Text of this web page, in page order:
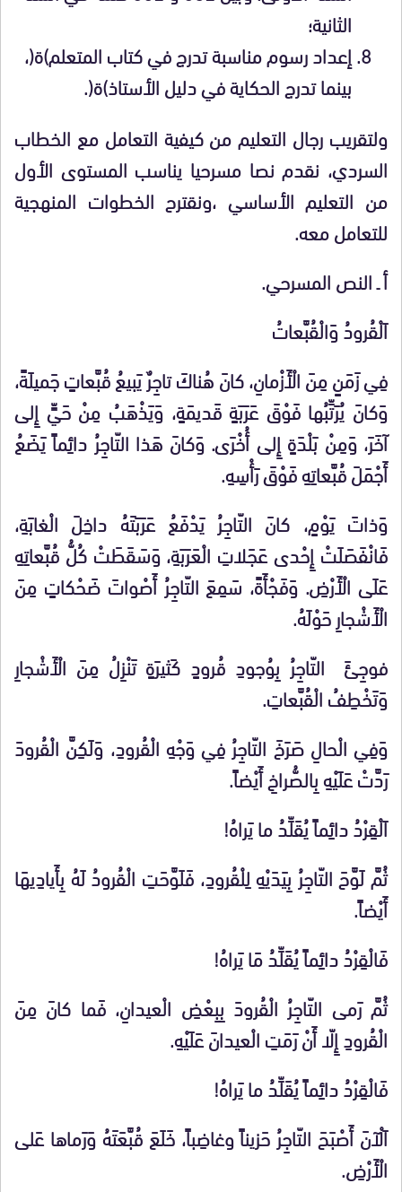
الثانية؛
إعداد رسوم مناسبة تدرج في كتاب المتعلم)ة(،
بينما تدرج الحكاية في دليل الأستاذ)ة(.
ولتقريب رجال التعليم من كيفية التعامل مع الخطاب
السردي، نقدم نصا مسرحيا يناسب المستوى الأول
من التعليم الأساسي ،ونقترح الخطوات المنهجية
للتعامل معه.
أ ـ النص المسرحي.
اَلْقُرودُ وَالْقُبَّعاتُ
فِي زَمَنٍ مِنَ الْأَزْمانِ، كانَ هُناكَ تاجِرٌ يَبيعُ قُبَّعاتٍ جَميلَةً،
وَكانَ يُرَتِّبُها فَوْقَ عَرَبَةٍ قَديمَةٍ، وَيَذْهَبُ مِنْ حَيٍّ إِلى
آخَرَ، وَمِنْ بَلْدَةٍ إِلى أُخْرَى. وَكانَ هَذا التّاجِرُ دائِماً يَضَعُ
أَجْمَلَ قُبَّعاتِهِ فَوْقَ رَأْسِهِ.
وَذاتَ يَوْمٍ، كانَ التّاجِرُ يَدْفَعُ عَرَبَتَهُ داخِلَ الْغابَةِ،
فَانْفَصَلَتْ إِحْدى عَجَلاتِ الْعَرَبَةِ، وَسَقَطَتْ كُلُّ قُبَّعاتِهِ
عَلَى الْأَرْضِ. وَفَجْأَةً، سَمِعَ التّاجِرُ أَصْواتَ ضَحْكاتٍ مِنَ
الْأَشْجارِ حَوْلَهُ.
فوجِئَ التّاجِرُ بِوُجودِ قُرودٍ كَثيرَةٍ تَنْزِلُ مِنَ الْأَشْجارِ
وَتَخْطِفُ الْقُبَّعاتِ.
وَفِي الْحالِ صَرَخَ التّاجِرُ فِي وَجْهِ الْقُرودِ، وَلَكِنَّ الْقُرودَ
رَدَّتْ عَلَيْهِ بِالصُّراخِ أَيْضاً.
اَلْقِرْدُ دائِماً يُقَلِّدُ ما يَراهُ!
ثُمَّ لَوَّحَ التّاجِرُ بِيَدَيْهِ لِلْقُرودِ، فَلَوَّحَتِ الْقُرودُ لَهُ بِأَيادِيهَا
أَيْضاً.
فَالْقِرْدُ دائِماً يُقَلِّدُ مَا يَراهُ!
ثُمَّ رَمى التّاجِرُ الْقُرودَ بِبِعْضِ الْعيدانِ، فَما كانَ مِنَ
الْقُرودِ إِلّا أَنْ رَمَتِ الْعيدانَ عَلَيْهِ.
فَالْقِرْدُ دائِماً يُقَلِّدُ ما يَراهُ!
اَلْآنَ أَصْبَحَ التّاجِرُ حَزيناً وغاضِباً، خَلَعَ قُبَّعَتَهُ وَرَماها عَلى
الْأَرْضِ.